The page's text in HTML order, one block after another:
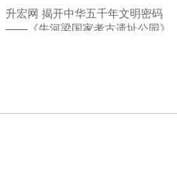
升宏网 揭开中华五千年文明密码
——《牛河梁国家考古遗址公园》